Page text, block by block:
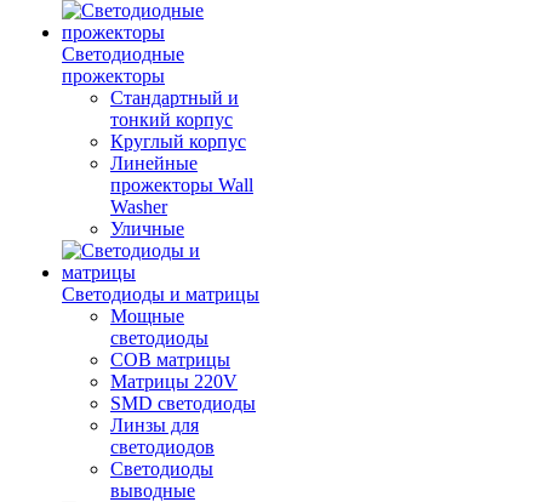
Светодиодные
прожекторы
Стандартный и
тонкий корпус
Круглый корпус
Линейные
прожекторы Wall
Washer
Уличные
Светодиоды и матрицы
Мощные
светодиоды
COB матрицы
Матрицы 220V
SMD светодиоды
Линзы для
светодиодов
Светодиоды
выводные